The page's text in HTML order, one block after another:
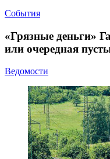
События
«Грязные деньги»
или очередная
Ведомости